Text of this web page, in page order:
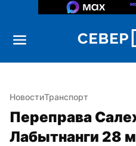
НовостиТранспорт
Переправа
Лабытнанги 28